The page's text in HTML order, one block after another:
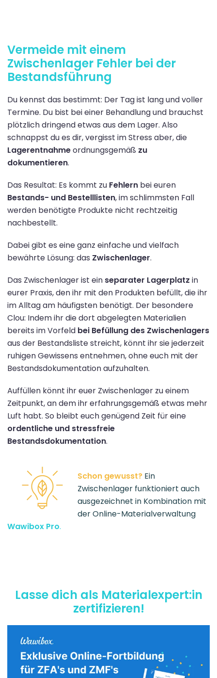
Vermeide mit einem
Zwischenlager Fehler bei der
Bestandsführung
Du kennst das bestimmt: Der Tag ist lang und voller
Termine. Du bist bei einer Behandlung und brauchst
plötzlich dringend etwas aus dem Lager. Also
schnappst du es dir, vergisst im Stress aber, die
Lagerentnahmeordnungsgemäß zu
dokumentieren.
Das Resultat: Es kommt zu Fehlern bei euren
Bestands- und Bestelllisten, im schlimmsten Fall
werden benötigte Produkte nicht rechtzeitig
nachbestellt.
Dabei gibt es eine ganz einfache und vielfach
bewährte Lösung: das Zwischenlager.
Das Zwischenlager ist ein separater Lagerplatz in
eurer Praxis, den ihr mit den Produkten befüllt, die ihr
im Alltag am häufigsten benötigt. Der besondere
Clou: Indem ihr die dort abgelegten Materialien
bereits im Vorfeld bei Befüllung des Zwischenlagers
aus der Bestandsliste streicht, könnt ihr sie jederzeit
ruhigen Gewissens entnehmen, ohne euch mit der
Bestandsdokumentation aufzuhalten.
Auffüllen könnt ihr euer Zwischenlager zu einem
Zeitpunkt, an dem ihr erfahrungsgemäß etwas mehr
Luft habt. So bleibt euch genügend Zeit für eine
ordentliche und stressfreie
Bestandsdokumentation.
Schon gewusst? Ein
Zwischenlager funktioniert auch
ausgezeichnet in Kombination mit
der Online-Materialverwaltung
Wawibox Pro.
Lasse dich als Materialexpert:in
zertifizieren!